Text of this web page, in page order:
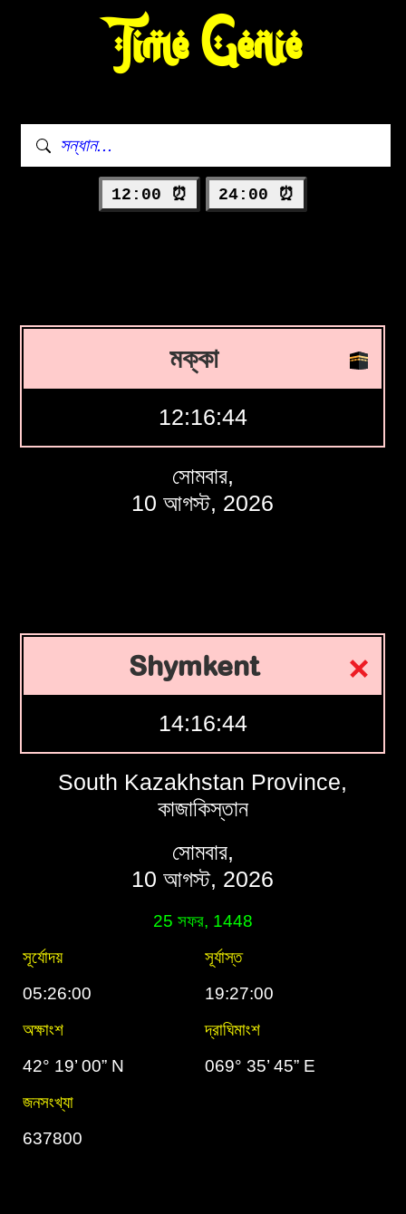
Time Genie
12:00 ⏰ 24:00 ⏰
মক্কা
12:16:45
সোমবার,
10 আগস্ট, 2026
Shymkent
14:16:45
South Kazakhstan Province,
কাজাকিস্তান
সোমবার,
10 আগস্ট, 2026
25 সফর, 1448
সূর্যোদয়
সূর্যাস্ত
05:26:00
19:27:00
অক্ষাংশ
দ্রাঘিমাংশ
42° 19’ 00” N
069° 35’ 45” E
জনসংখ্যা
637800